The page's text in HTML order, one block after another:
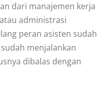
dari manajemen kerja
administrasi
peran asisten sudah
menjalankan
dibalas dengan